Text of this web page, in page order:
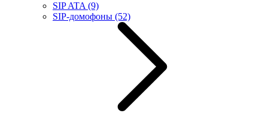
SIP ATA (9)
SIP-домофоны (52)